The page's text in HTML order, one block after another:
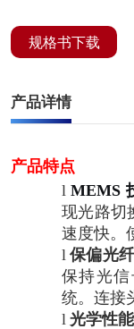
规格书下载
产品详情
产品特点
l MEMS
现光路切
速度快。
l 保偏光
保持光
统。连接
l 光学性